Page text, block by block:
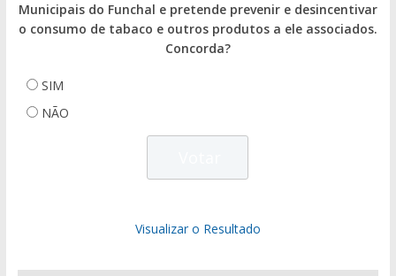
Municipais do Funchal e pretende prevenir e desincentivar
o consumo de tabaco e outros produtos a ele associados.
Concorda?
SIM
NÃO
Visualizar o Resultado